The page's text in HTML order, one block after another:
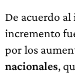
De acuerdo
incremento
por los
nacionales,